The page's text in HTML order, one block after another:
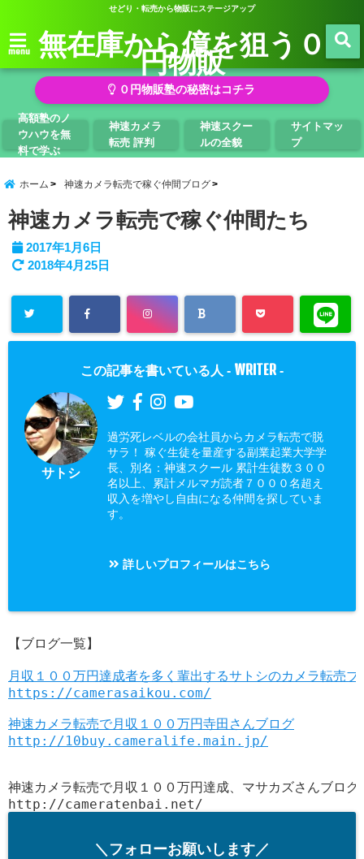
せどり・転売から物販にステージアップ
menu 無在庫から億を狙う０
円物販
０円物販塾の秘密はコチラ
高額塾のノ
ウハウを無
料で学ぶ
神速カメラ
転売 評判
神速スクー
ルの全貌
サイトマッ
プ
ホーム 神速カメラ転売で稼ぐ仲間ブログ
神速カメラ転売で稼ぐ仲間たち
2017年1月6日
2018年4月25日
この記事を書いている人 - WRITER -
サトシ
過労死レベルの会社員からカメラ転売で脱
サラ！ 稼ぐ生徒を量産する副業起業大学学
長、別名：神速スクール 累計生徒数３００
名以上、累計メルマガ読者７０００名超え
収入を増やし自由になる仲間を探していま
す。
詳しいプロフィールはこちら
【ブログ一覧】
月収１００万円達成者を多く輩出するサトシのカメラ転売ブ
神速カメラ転売で月収１００万円寺田さんブログ
http://10buy.cameralife.main.jp/
神速カメラ転売で月収１００万円達成、マサカズさんブログ
＼フォローお願いします／